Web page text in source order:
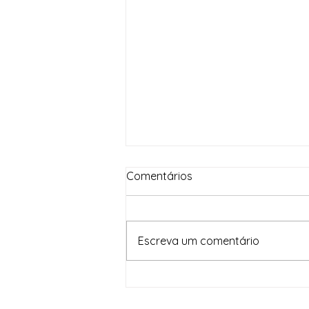
Comentários
Escreva um comentário